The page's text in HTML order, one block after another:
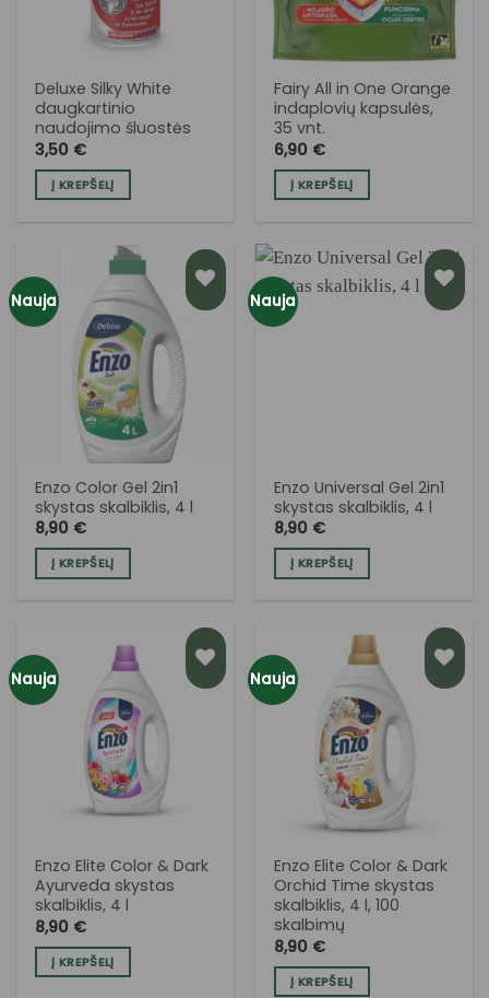
Deluxe Silky White
daugkartinio
naudojimo šluostės
3,50 €
Į KREPŠELĮ
Fairy All in One Orange
indaplovių kapsulės,
35 vnt.
6,90 €
Į KREPŠELĮ
Nauja
PRIDĖTI
Į NORŲ
Enzo Color Gel 2in1
skystas skalbiklis, 4 l
8,90 €
Į KREPŠELĮ
Nauja
Enzo Universal Gel 2in1
skystas skalbiklis, 4 l
8,90 €
Į KREPŠELĮ
Nauja
PRIDĖTI
Į NORŲ
Enzo Elite Color & Dark
Ayurveda skystas
skalbiklis, 4 l
8,90 €
Į KREPŠELĮ
Nauja
PRIDĖTI
Enzo Elite Color & Dark
Orchid Time skystas
skalbiklis, 4 l, 100
skalbimų
8,90 €
Į KREPŠELĮ